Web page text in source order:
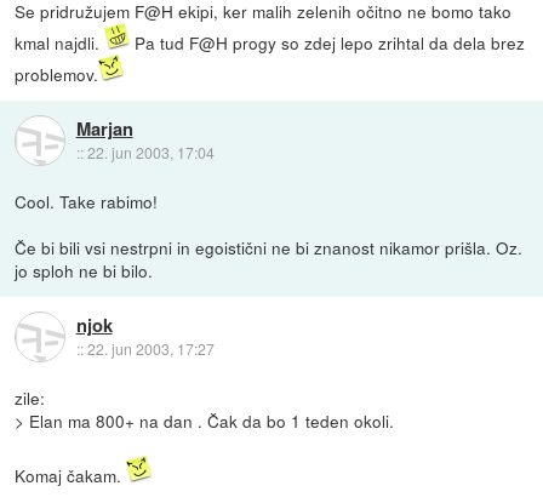
Se pridružujem F@H ekipi, ker malih zelenih očitno ne bomo tako
kmal najdli.
Pa tud F@H progy so zdej lepo zrihtal da dela brez
problemov.
Marjan
::22. jun 2003, 17:04
Cool. Take rabimo!
Če bi bili vsi nestrpni in egoistični ne bi znanost nikamor prišla. Oz.
jo sploh ne bi bilo.
njok
::22. jun 2003, 17:27
zile:
> Elan ma 800+ na dan . Čak da bo 1 teden okoli.
Komaj čakam.